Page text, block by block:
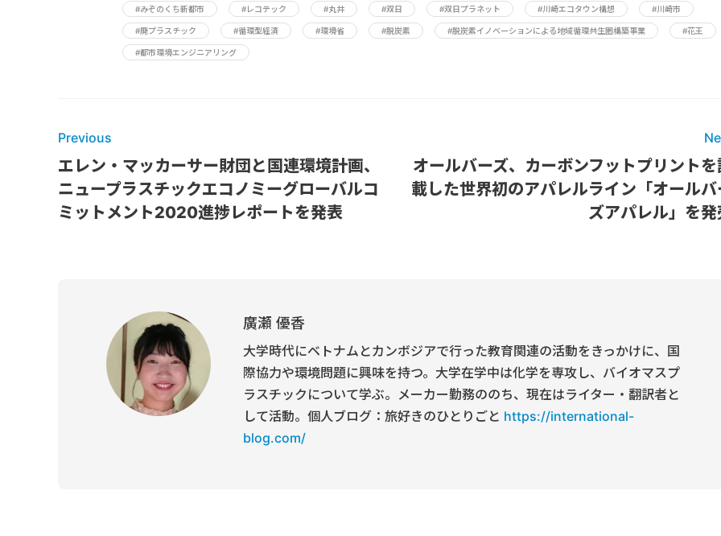
#みぞのくち新都市 #レコテック #丸井 #双日 #双日プラネット #川崎エコタウン構想 #川崎市
#廃プラスチック #循環型経済 #環境省 #脱炭素 #脱炭素イノベーションによる地域循環共生圏構築事業 #花王
#都市環境エンジニアリング
Previous
エレン・マッカーサー財団と国連環境計画、
ニュープラスチックエコノミーグローバルコ
ミットメント2020進捗レポートを発表
オールバーズ、カーボンフットプリントを
載した世界初のアパレルライン「オールバ
ズアパレル」を発
廣瀬 優香
大学時代にベトナムとカンボジアで行った教育関連の活動をきっかけに、国
際協力や環境問題に興味を持つ。大学在学中は化学を専攻し、バイオマスプ
ラスチックについて学ぶ。メーカー勤務ののち、現在はライター・翻訳者と
して活動。個人ブログ：旅好きのひとりごと https://international-
blog.com/